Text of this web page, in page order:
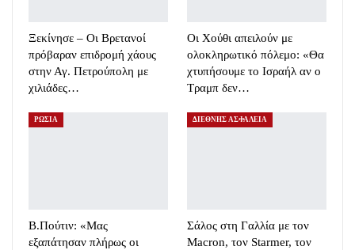
Ξεκίνησε – Οι Βρετανοί
πρόβαραν επιδρομή χάους
στην Αγ. Πετρούπολη με
χιλιάδες…
Οι Χούθι απειλούν με
ολοκληρωτικό πόλεμο: «Θα
χτυπήσουμε το Ισραήλ αν ο
Τραμπ δεν…
ΡΩΣΙΑ
Β.Πούτιν: «Μας
εξαπάτησαν πλήρως οι
ΔΙΕΘΝΗΣ ΑΣΦΑΛΕΙΑ
Σάλος στη Γαλλία με τον
Macron, τον Starmer, τον